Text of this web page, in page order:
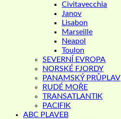
Civitavecchia
Janov
Lisabon
Marseille
Neapol
Toulon
SEVERNÍ EVROPA
NORSKÉ FJORDY
PANAMSKÝ PRŮPLAV
RUDÉ MOŘE
TRANSATLANTIK
PACIFIK
ABC PLAVEB